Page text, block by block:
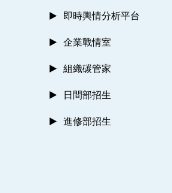
即時輿情分析平台
企業戰情室
組織碳管家
日間部招生
進修部招生